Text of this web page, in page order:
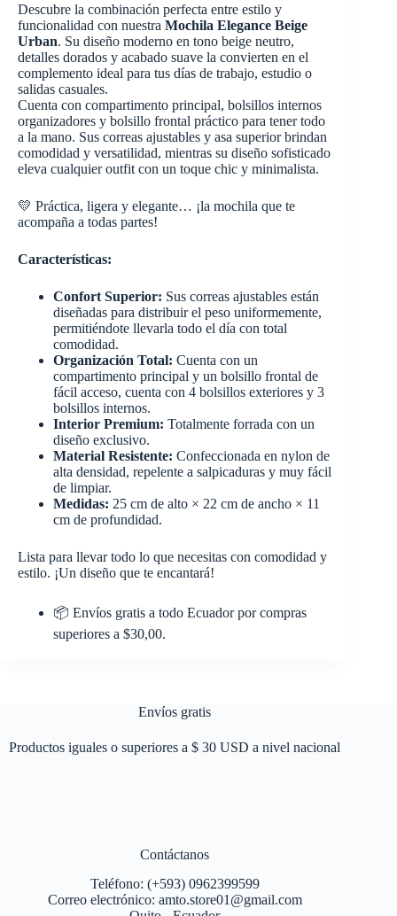
Descubre la combinación perfecta entre estilo y
funcionalidad con nuestra Mochila Elegance Beige
Urban. Su diseño moderno en tono beige neutro,
detalles dorados y acabado suave la convierten en el
complemento ideal para tus días de trabajo, estudio o
salidas casuales.
Cuenta con compartimento principal, bolsillos internos
organizadores y bolsillo frontal práctico para tener todo
a la mano. Sus correas ajustables y asa superior brindan
comodidad y versatilidad, mientras su diseño sofisticado
eleva cualquier outfit con un toque chic y minimalista.
💛 Práctica, ligera y elegante… ¡la mochila que te
acompaña a todas partes!
Características:
Confort Superior: Sus correas ajustables están
diseñadas para distribuir el peso uniformemente,
permitiéndote llevarla todo el día con total
comodidad.
Organización Total: Cuenta con un
compartimento principal y un bolsillo frontal de
fácil acceso, cuenta con 4 bolsillos exteriores y 3
bolsillos internos.
Interior Premium: Totalmente forrada con un
diseño exclusivo.
Material Resistente: Confeccionada en nylon de
alta densidad, repelente a salpicaduras y muy fácil
de limpiar.
Medidas: 25 cm de alto × 22 cm de ancho × 11
cm de profundidad.
Lista para llevar todo lo que necesitas con comodidad y
estilo. ¡Un diseño que te encantará!
📦 Envíos gratis a todo Ecuador por compras
superiores a $30,00.
Envíos gratis
Productos iguales o superiores a $ 30 USD a nivel nacional
Contáctanos
Teléfono: (+593) 0962399599
Correo electrónico: amto.store01@gmail.com